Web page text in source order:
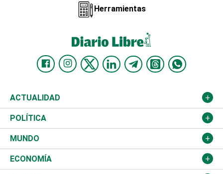
Herramientas
ACTUALIDAD
Nacional
Ciudad
Educación
POLÍTICA
Partidos
JCE
MUNDO
Estados Unidos
ECONOMÍA